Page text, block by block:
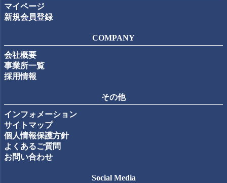
マイページ
新規会員登録
COMPANY
会社概要
事業所一覧
採用情報
その他
インフォメーション
サイトマップ
個人情報保護方針
よくあるご質問
お問い合わせ
Social Media